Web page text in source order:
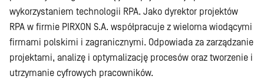
wykorzystaniem technologii RPA. Jako dyrektor projektów
RPA w firmie PIRXON S.A. współpracuje z wieloma wiodącymi
firmami polskimi i zagranicznymi. Odpowiada za zarządzanie
projektami, analizę i optymalizację procesów oraz tworzenie i
utrzymanie cyfrowych pracowników.